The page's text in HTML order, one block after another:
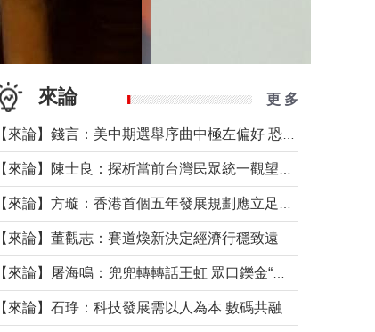
來論 更 多
【來論】董觀志：賽道煥新決定經濟行穩致遠